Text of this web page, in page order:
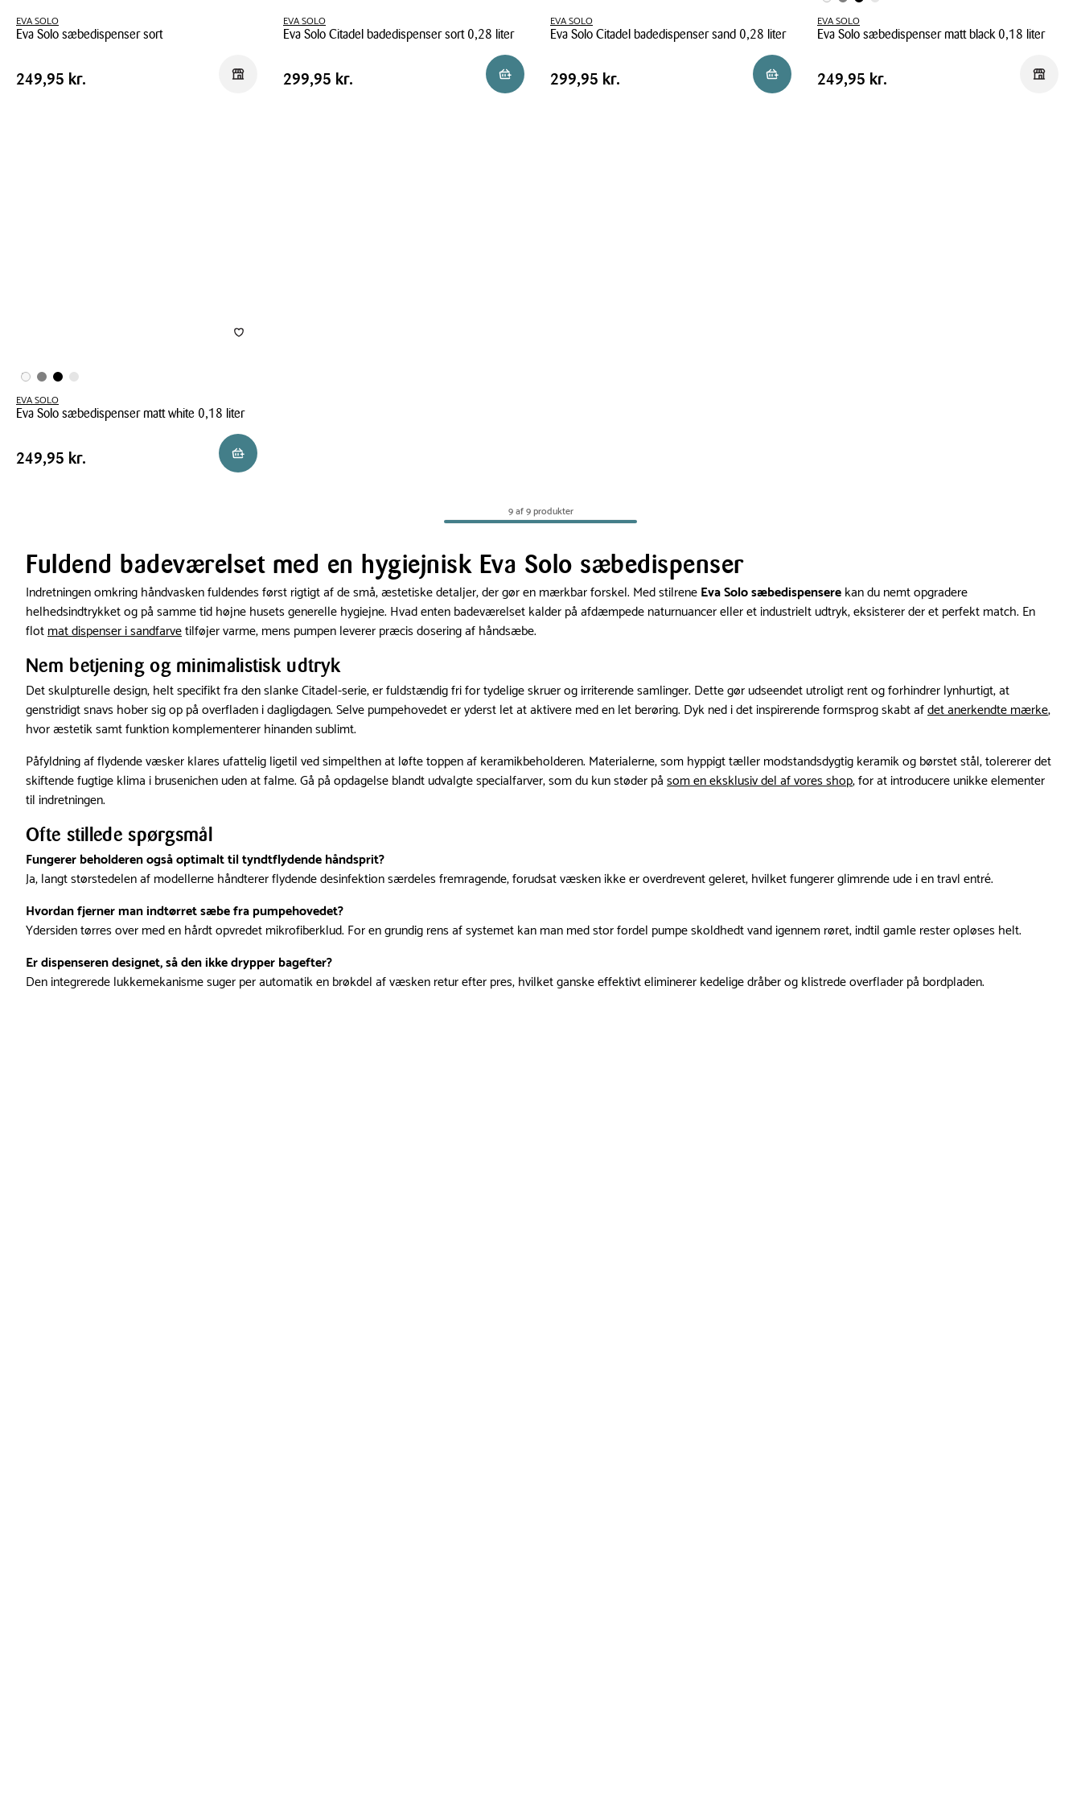
EVA SOLO
Eva Solo sæbedispenser sort
Solo
Pris
Pris 249,95 kr.
249,95 kr. Reservér i butik
EVA SOLO
Eva Solo Citadel badedispenser sort 0,28 liter
Solo
Pris
Pris 299,95 kr.
299,95 kr. Reservér i butik
EVA SOLO
Eva Solo Citadel badedispenser sand 0,28 liter
Solo
Pris
Pris 299,95 kr.
299,95 kr. Reservér i butik
EVA SOLO
Eva Solo sæbedispenser matt black 0,18 liter
Solo
Pris
Pris 249,95 kr.
249,95 kr.
EVA SOLO
Eva Solo sæbedispenser matt white 0,18 liter
Solo
liter
Pris
Pris 249,95 kr.
249,95 kr. Reservér i butik
9 af 9 produkter
Fuldend badeværelset med en hygiejnisk Eva Solo sæbedispenser
Indretningen omkring håndvasken fuldendes først rigtigt af de små, æstetiske detaljer, der gør en mærkbar forskel. Med stilreneEva Solo sæbedispenserekan du nemt opgradere
helhedsindtrykket og på samme tid højne husets generelle hygiejne. Hvad enten badeværelset kalder på afdæmpede naturnuancer eller et industrielt udtryk, eksisterer der et perfekt match. En
flotmat dispenser i sandfarvetilføjer varme, mens pumpen leverer præcis dosering af håndsæbe.
Nem betjening og minimalistisk udtryk
Det skulpturelle design, helt specifikt fra den slanke Citadel-serie, er fuldstændig fri for tydelige skruer og irriterende samlinger. Dette gør udseendet utroligt rent og forhindrer lynhurtigt, at
genstridigt snavs hober sig op på overfladen i dagligdagen. Selve pumpehovedet er yderst let at aktivere med en let berøring. Dyk ned i det inspirerende formsprog skabt afdet anerkendte mærke,
hvor æstetik samt funktion komplementerer hinanden sublimt.
Påfyldning af flydende væsker klares ufattelig ligetil ved simpelthen at løfte toppen af keramikbeholderen. Materialerne, som hyppigt tæller modstandsdygtig keramik og børstet stål, tolererer det
skiftende fugtige klima i brusenichen uden at falme. Gå på opdagelse blandt udvalgte specialfarver, som du kun støder påsom en eksklusiv del af vores shop, for at introducere unikke elementer
til indretningen.
Ofte stillede spørgsmål
Fungerer beholderen også optimalt til tyndtflydende håndsprit?
Ja, langt størstedelen af modellerne håndterer flydende desinfektion særdeles fremragende, forudsat væsken ikke er overdrevent geleret, hvilket fungerer glimrende ude i en travl entré.
Hvordan fjerner man indtørret sæbe fra pumpehovedet?
Ydersiden tørres over med en hårdt opvredet mikrofiberklud. For en grundig rens af systemet kan man med stor fordel pumpe skoldhedt vand igennem røret, indtil gamle rester opløses helt.
Er dispenseren designet, så den ikke drypper bagefter?
Den integrerede lukkemekanisme suger per automatik en brøkdel af væsken retur efter pres, hvilket ganske effektivt eliminerer kedelige dråber og klistrede overflader på bordpladen.